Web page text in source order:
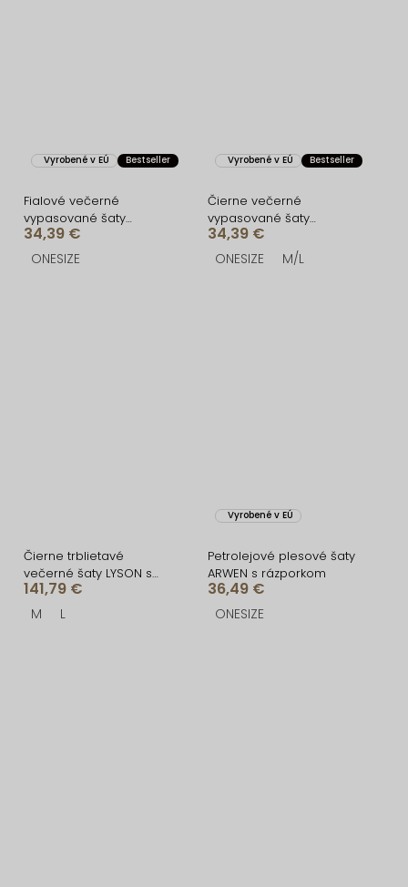
Vyrobené v EÚ Bestseller
Fialové večerné
vypasované šaty
FIAMMAR cez jedno
rameno
34,39 €
ONESIZE
Vyrobené v EÚ Bestseller
Čierne večerné
vypasované šaty
FIAMMAR cez jedno
rameno
34,39 €
ONESIZE M/L
Čierne trblietavé
večerné šaty LYSON s
rázporkom
141,79 €
M L
Vyrobené v EÚ
Petrolejové plesové šaty
ARWEN s rázporkom
36,49 €
ONESIZE